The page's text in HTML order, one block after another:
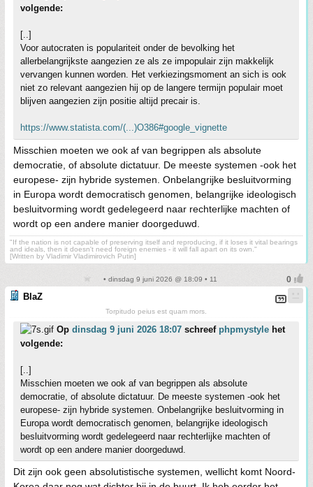
volgende:
[..]
Voor autocraten is populariteit onder de bevolking het
allerbelangrijkste aangezien ze als ze impopulair zijn makkelijk
vervangen kunnen worden. Het verkiezingsmoment an sich is ook
niet zo relevant aangezien hij op de langere termijn populair moet
blijven aangezien zijn positie altijd precair is.
https://www.statista.com/(...)O386#google_vignette
Misschien moeten we ook af van begrippen als absolute
democratie, of absolute dictatuur. De meeste systemen -ook het
europese- zijn hybride systemen. Onbelangrijke besluitvorming
in Europa wordt democratisch genomen, belangrijke ideologisch
besluitvorming wordt gedelegeerd naar rechterlijke machten of
wordt op een andere manier doorgeduwd.
"If the nation is not capable of preserving itself and reproducing, if it loses it vital bearings
and ideals, then it doesn't need foreign enemies - it will fall apart on its own."
[Written by Vladimir Vladimirovich Putin]
• dinsdag 9 juni 2026 @ 18:09 • 11
BlaZ
Torpitudo peius est quam mors.
Op dinsdag 9 juni 2026 18:07 schreef phpmystyle het
volgende:
[..]
Misschien moeten we ook af van begrippen als absolute
democratie, of absolute dictatuur. De meeste systemen -ook het
europese- zijn hybride systemen. Onbelangrijke besluitvorming in
Europa wordt democratisch genomen, belangrijke ideologisch
besluitvorming wordt gedelegeerd naar rechterlijke machten of
wordt op een andere manier doorgeduwd.
Dit zijn ook geen absolutistische systemen, wellicht komt Noord-